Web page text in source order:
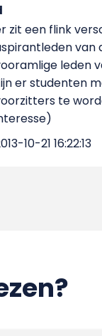
zit een flink
van
leden
er studenten
te
10-21 16:22:13